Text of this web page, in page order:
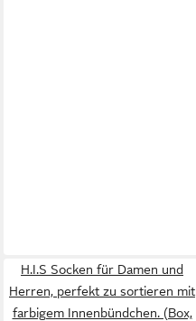
H.I.S Socken für Damen und
Herren, perfekt zu sortieren mit
farbigem Innenbündchen. (Box,